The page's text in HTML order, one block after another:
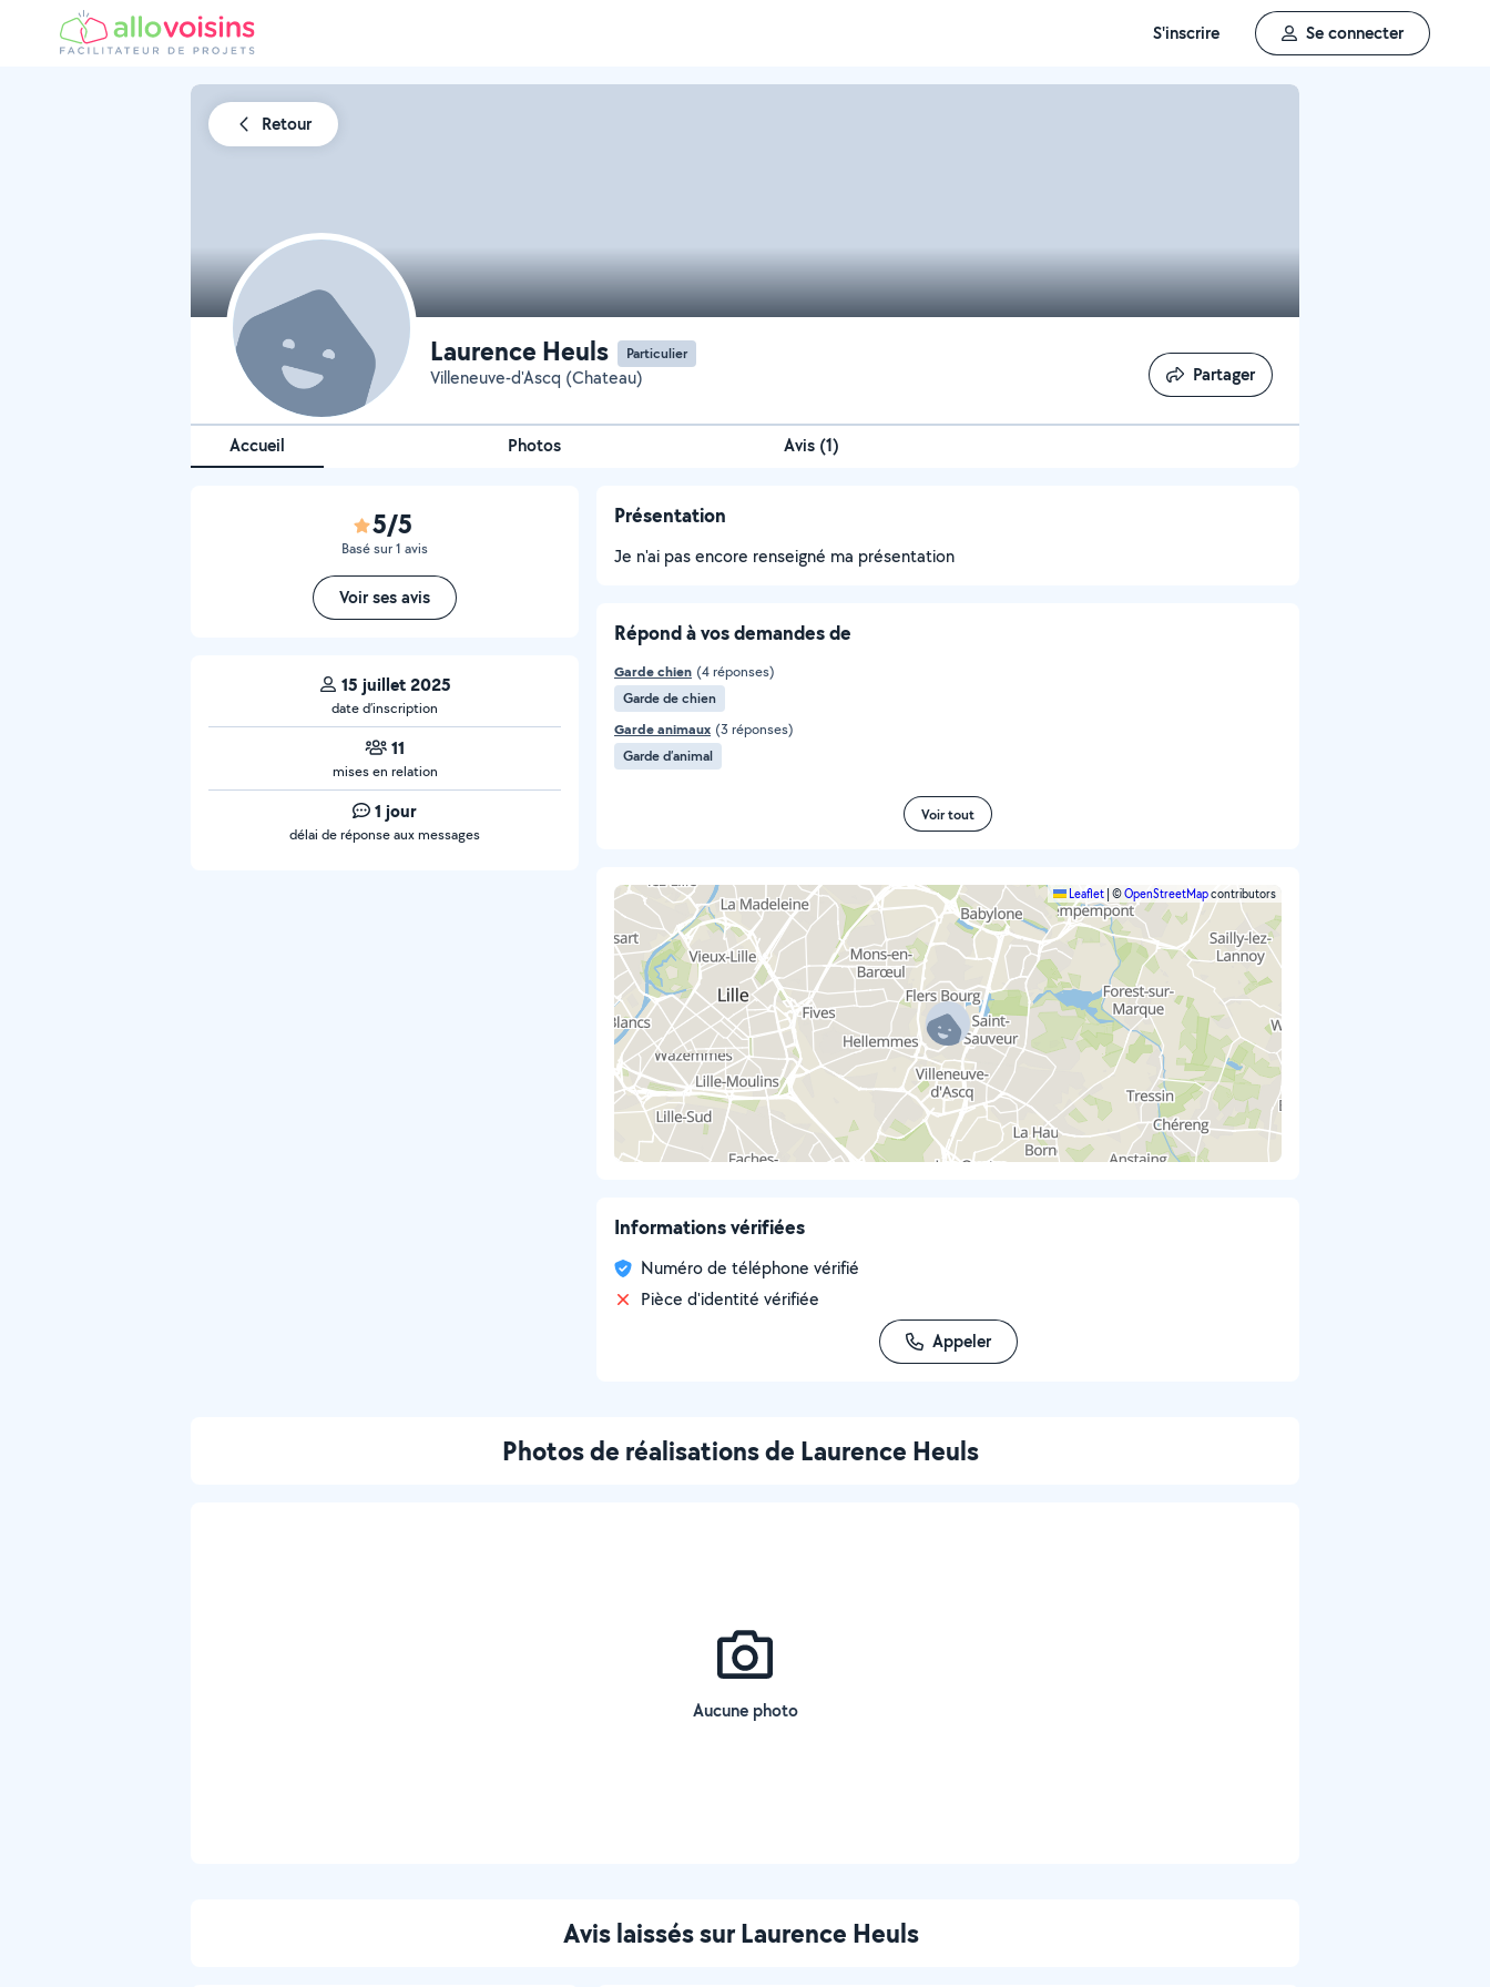
S'inscrire Se connecter
Retour
Laurence Heuls Particulier
Villeneuve-d'Ascq (Chateau) Partager
Partager
Accueil Photos Avis (1)
5/5
Basé sur 1 avis
Voir ses avis
15 juillet 2025
date d’inscription
11
mises en relation
1 jour
délai de réponse aux messages
Présentation
Je n'ai pas encore renseigné ma présentation
Répond à vos demandes de
Garde chien (4 réponses)
Garde de chien
Garde animaux (3 réponses)
Garde d’animal
Voir tout
Leaflet ©OpenStreetMapcontributors
Informations vérifiées
Numéro de téléphone vérifié
Pièce d'identité vérifiée
Appeler
Photos de réalisations de Laurence Heuls
Aucune photo
Avis laissés sur Laurence Heuls